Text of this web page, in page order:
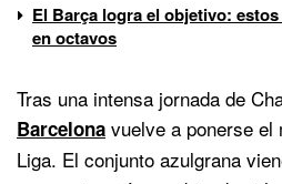
El Barça logra el objetivo:
en octavos
Tras una intensa jornada de
Barcelona vuelve a ponerse el
Liga. El conjunto azulgrana